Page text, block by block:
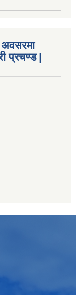
अवसरमा
प्रचण्ड |